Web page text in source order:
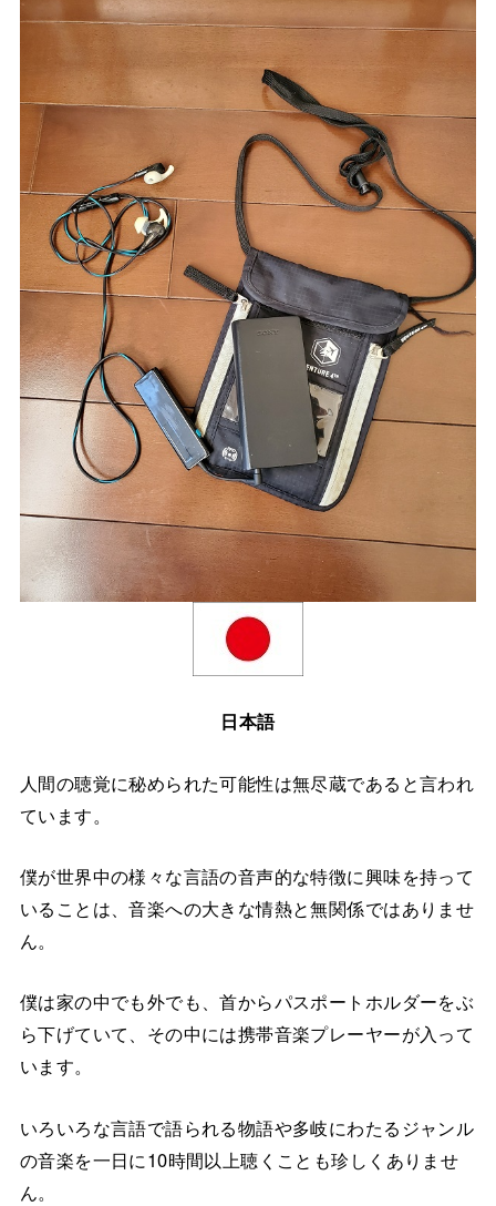
日本語
人間の聴覚に秘められた可能性は無尽蔵であると言われ
ています。
僕が世界中の様々な言語の音声的な特徴に興味を持って
いることは、音楽への大きな情熱と無関係ではありませ
ん。
僕は家の中でも外でも、首からパスポートホルダーをぶ
ら下げていて、その中には携帯音楽プレーヤーが入って
います。
いろいろな言語で語られる物語や多岐にわたるジャンル
の音楽を一日に10時間以上聴くことも珍しくありませ
ん。